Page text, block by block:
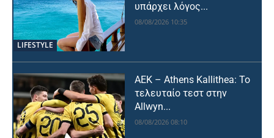
LIFESTYLE
υπάρχει λόγος...
08/08/2026 10:35
ΑΕΚ – Athens Kallithea: Το
τελευταίο τεστ στην
Allwyn...
08/08/2026 08:10